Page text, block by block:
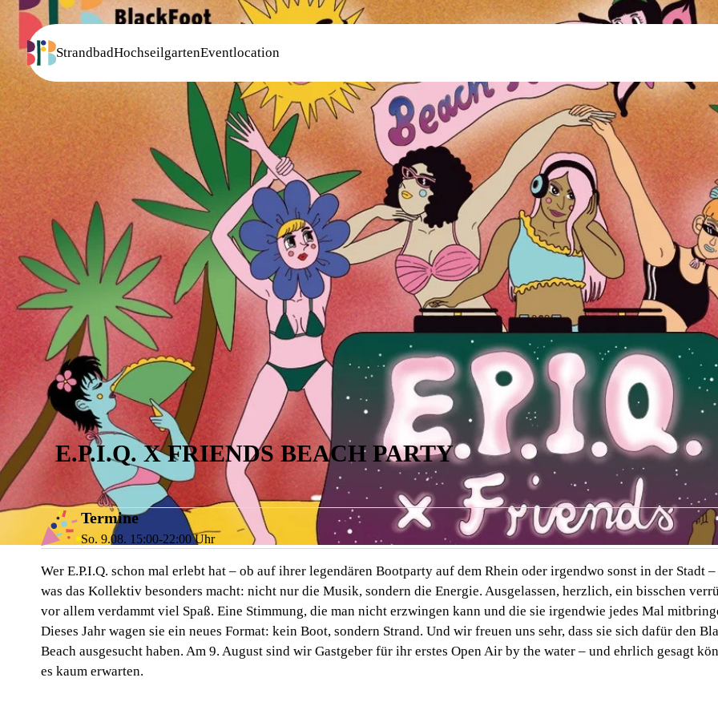
StrandbadHochseilgartenEventlocation
E.P.I.Q. X FRIENDS BEACH PARTY
Termine
So. 9.08. 15:00-22:00 Uhr
Wer E.P.I.Q. schon mal erlebt hat – ob auf ihrer legendären Bootparty auf dem Rhein oder irgendwo sonst in der Stadt
was das Kollektiv besonders macht: nicht nur die Musik, sondern die Energie. Ausgelassen, herzlich, ein bisschen
vor allem verdammt viel Spaß. Eine Stimmung, die man nicht erzwingen kann und die sie irgendwie jedes Mal
Dieses Jahr wagen sie ein neues Format: kein Boot, sondern Strand. Und wir freuen uns sehr, dass sie sich dafür den
Beach ausgesucht haben. Am 9. August sind wir Gastgeber für ihr erstes Open Air by the water – und ehrlich gesagt
es kaum erwarten.